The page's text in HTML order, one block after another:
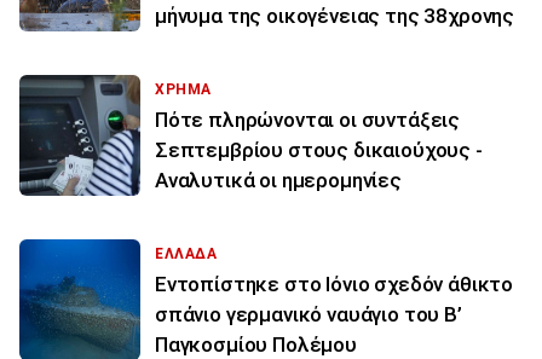
μήνυμα της οικογένειας της 38χρονης
ΧΡΗΜΑ
Πότε πληρώνονται οι συντάξεις
Σεπτεμβρίου στους δικαιούχους -
Αναλυτικά οι ημερομηνίες
ΕΛΛΑΔΑ
Εντοπίστηκε στο Ιόνιο σχεδόν άθικτο
σπάνιο γερμανικό ναυάγιο του Β’
Παγκοσμίου Πολέμου